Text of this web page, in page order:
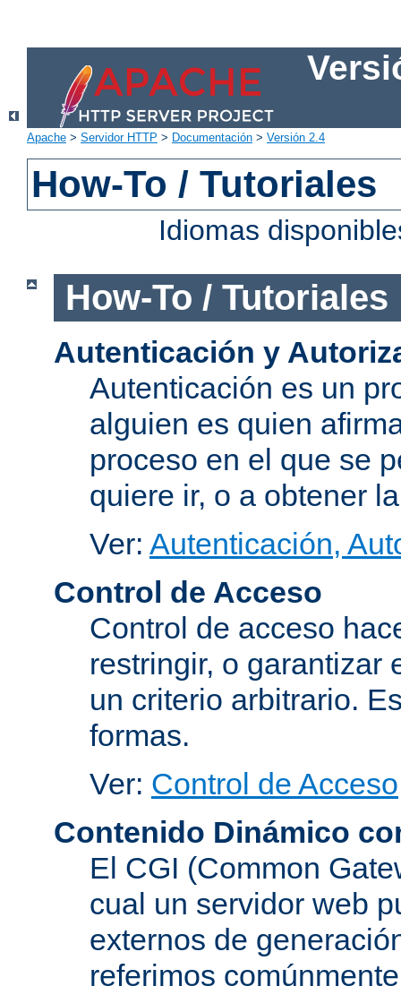
Apache > Servidor HTTP > Documentación > Versión 2.4
How-To / Tutoriales
Idiomas
How-To / Tutoriales
Autenticación y
Autenticación es un
alguien es quien
proceso en el que se
quiere ir, o a obtener
Ver: Autenticación,
Control de Acceso
Control de acceso
restringir, o garantizar
un criterio arbitrario.
formas.
Ver: Control de Acceso
Contenido Dinámico
El CGI (Common
cual un servidor web
externos de
referimos